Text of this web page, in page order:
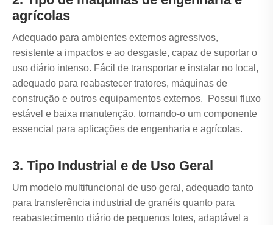
agrícolas
Adequado para ambientes externos agressivos,
resistente a impactos e ao desgaste, capaz de suportar o
uso diário intenso. Fácil de transportar e instalar no local,
adequado para reabastecer tratores, máquinas de
construção e outros equipamentos externos. Possui fluxo
estável e baixa manutenção, tornando-o um componente
essencial para aplicações de engenharia e agrícolas.
3. Tipo Industrial e de Uso Geral
Um modelo multifuncional de uso geral, adequado tanto
para transferência industrial de granéis quanto para
reabastecimento diário de pequenos lotes, adaptável a